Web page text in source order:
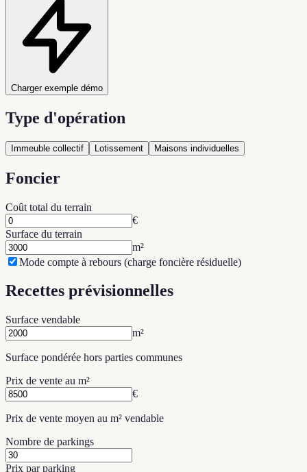
Charger exemple démo
Type d'opération
Immeuble collectif Lotissement Maisons individuelles
Foncier
Coût total du terrain
€
Surface du terrain
m²
Mode compte à rebours (charge foncière résiduelle)
Recettes prévisionnelles
Surface vendable
m²
Surface pondérée hors parties communes
Prix de vente au m²
€
Prix de vente moyen au m² vendable
Nombre de parkings
Prix par parking